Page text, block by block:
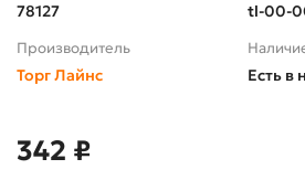
78127 tl-00-
Производитель
Торг Лайнс Есть в
342 ₽